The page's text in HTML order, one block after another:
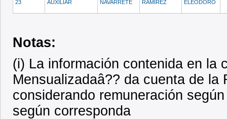
23 AUXILIAR NAVARRETE RAMIREZ ELEODORO
Notas:
(i) La información contenida en la
Mensualizadaâ?? da cuenta de
considerando remuneración
según corresponda